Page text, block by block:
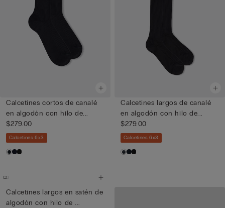
Calcetines cortos de canalé
en algodón con hilo de...
$279.00
Calcetines 6x3
Calcetines largos de canalé
en algodón con hilo de...
$279.00
Calcetines 6x3
Calcetines largos en satén de
algodón con hilo de ...